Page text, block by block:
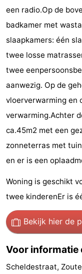
Vuurtorens
-
Uitkijkpunten
Attracties
-
Speeltuinen
-
Binnenspeeltuinen
-
Bowlen
Wellness
centra
Dorpen
&
Steden
Natuur
Rondleidingen
Sporten
-
Zwembaden
-
een radio.Op de
badkamer met
slaapkamers: één
twee losse
twee
aanwezig. Op de
vloerverwarming en
verwarming.Achter
ca.45m2 met een
zonneterras met
en er is een
Woning is geschikt
twee kinderenEr is
Bekijk hier de
Voor informatie
Scheldestraat,